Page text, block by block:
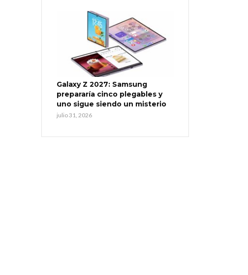
Galaxy Z 2027: Samsung
prepararía cinco plegables y
uno sigue siendo un misterio
julio 31, 2026